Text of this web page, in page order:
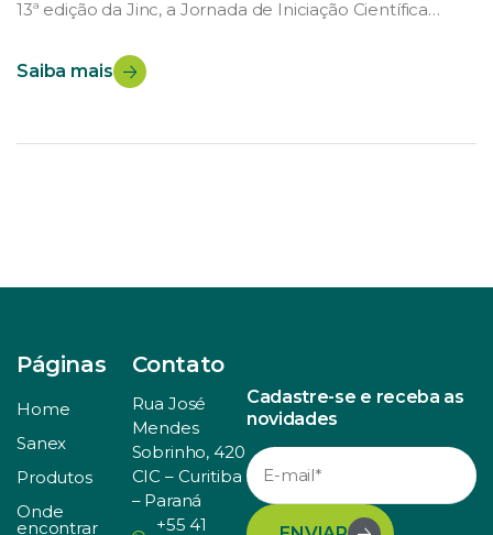
13ª edição da Jinc, a Jornada de Iniciação Científica
Universidade do Constestado – UnC Campus
Concórdia. O prazo não será prorrogado. O tema deste
Saiba mais
Páginas
Home
Sanex
Produtos
Onde
encontrar
Contato
Rua José
Mendes
Sobrinho, 420
CIC – Curitiba
– Paraná
+55 41
Cadastre-se e receba as
novidades